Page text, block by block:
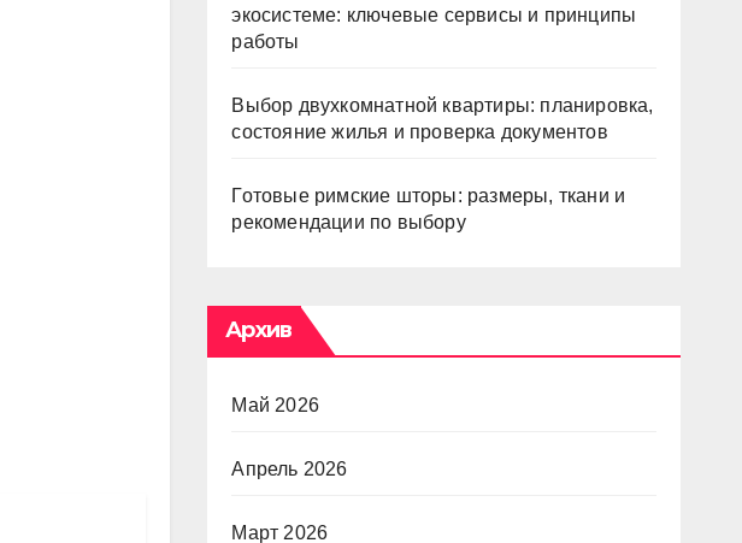
экосистеме: ключевые сервисы и принципы
работы
Выбор двухкомнатной квартиры: планировка,
состояние жилья и проверка документов
Готовые римские шторы: размеры, ткани и
рекомендации по выбору
Архив
Май 2026
Апрель 2026
Март 2026